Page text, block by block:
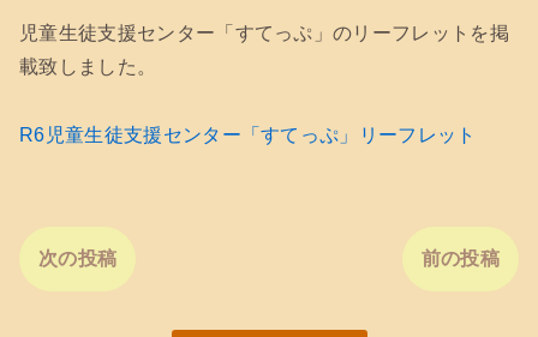
児童生徒支援センター「すてっぷ」のリーフレットを掲
載致しました。
R6児童生徒支援センター「すてっぷ」リーフレット
次の投稿 前の投稿